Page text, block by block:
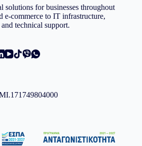
for businesses throughout
e-commerce to IT infrastructure,
technical support.